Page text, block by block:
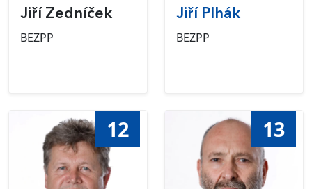
Jiří Zedníček
BEZPP
Jiří Plhák
BEZPP
12 13